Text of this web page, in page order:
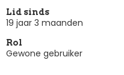
Lid sinds
19 jaar 3 maanden
Rol
Gewone gebruiker